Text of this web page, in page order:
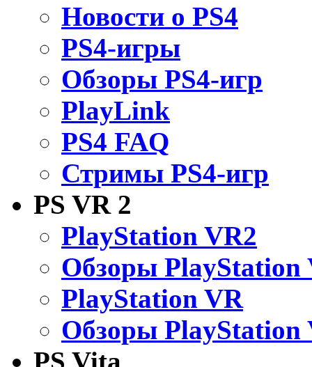
Новости о PS4
PS4-игры
Обзоры PS4-игр
PlayLink
PS4 FAQ
Стримы PS4-игр
PS VR 2
PlayStation VR2
Обзоры PlayStation
PlayStation VR
Обзоры PlayStation